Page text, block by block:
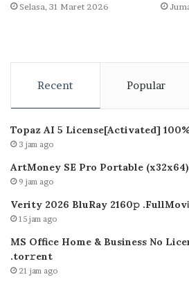
Selasa, 31 Maret 2026
Recent Popular
Topaz AI 5 License[Activated]
3 jam ago
ArtMoney SE Pro Portable
9 jam ago
Verity 2026 BluRay 2160𝚙
15 jam ago
MS Office Home & Business No
.tоr𝚛еnt
21 jam ago